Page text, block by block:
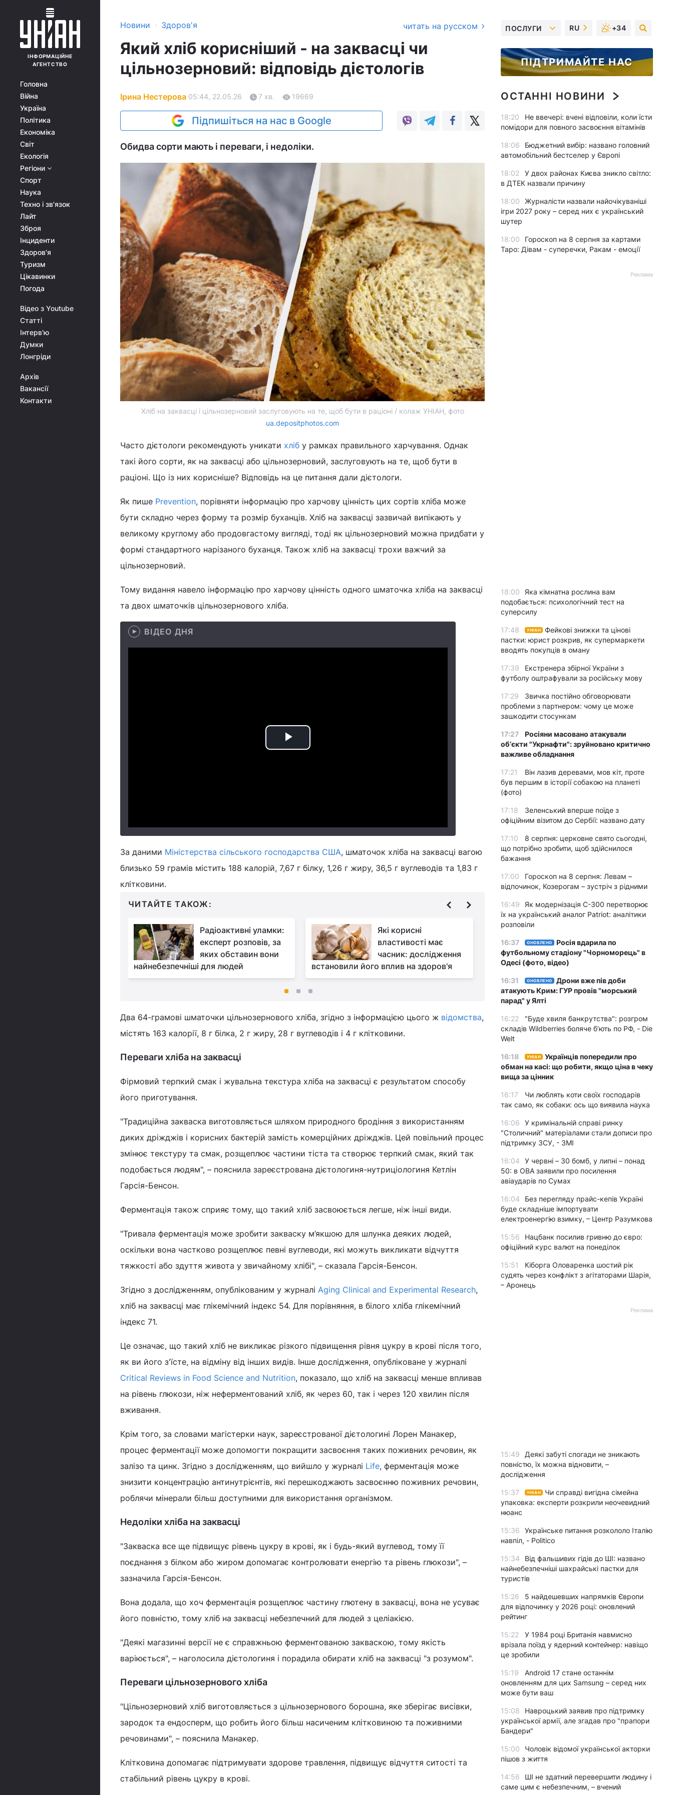
ІНФОРМАЦІЙНЕ
АГЕНТСТВО
Головна
Війна
Україна
Політика
Економіка
Світ
Екологія
Регіони
Спорт
Наука
Техно і зв'язок
Лайт
Зброя
Інциденти
Здоров'я
Туризм
Цікавинки
Погода
Відео з Youtube
Статті
Інтерв'ю
Думки
Лонгріди
Архів
Вакансії
Контакти
Новини › Здоров'я читать на русском
Який хліб корисніший - на заквасці чи
цільнозерновий: відповідь дієтологів
Ірина Нестерова 05:44, 22.05.26 7 хв. 19669
Підпишіться на нас в Google
Обидва сорти мають і переваги, і недоліки.
Хліб на заквасці і цільнозерновий заслуговують на те, щоб бути в раціоні / колаж УНІАН, фото
ua.depositphotos.com
Часто дієтологи рекомендують уникати хліб у рамках правильного харчування. Однак
такі його сорти, як на заквасці або цільнозерновий, заслуговують на те, щоб бути в
раціоні. Що із них корисніше? Відповідь на це питання дали дієтологи.
Як пише Prevention, порівняти інформацію про харчову цінність цих сортів хліба може
бути складно через форму та розмір буханців. Хліб на заквасці зазвичай випікають у
великому круглому або продовгастому вигляді, тоді як цільнозерновий можна придбати у
формі стандартного нарізаного буханця. Також хліб на заквасці трохи важчий за
цільнозерновий.
Тому видання навело інформацію про харчову цінність одного шматочка хліба на заквасці
та двох шматочків цільнозернового хліба.
ВІДЕО ДНЯ
Play
За даними Міністерства сільського господарства США, шматочок хліба на заквасці вагою
близько 59 грамів містить 188 калорій, 7,67 г білку, 1,26 г жиру, 36,5 г вуглеводів та 1,83 г
клітковини.
ЧИТАЙТЕ ТАКОЖ:
Радіоактивні уламки:
експерт розповів, за
яких обставин вони
найнебезпечніші для людей
Які корисні
властивості має
часник: дослідження
встановили його вплив на здоров'я
Європі зафіксували
рекордне зростання
інфікувань
Два 64-грамові шматочки цільнозернового хліба, згідно з інформацією цього ж відомства,
містять 163 калорії, 8 г білка, 2 г жиру, 28 г вуглеводів і 4 г клітковини.
Переваги хліба на заквасці
Фірмовий терпкий смак і жувальна текстура хліба на заквасці є результатом способу
його приготування.
"Традиційна закваска виготовляється шляхом природного бродіння з використанням
диких дріжджів і корисних бактерій замість комерційних дріжджів. Цей повільний процес
змінює текстуру та смак, розщеплює частини тіста та створює терпкий смак, який так
подобається людям", – пояснила зареєстрована дієтологиня-нутриціологиня Кетлін
Гарсія-Бенсон.
Ферментація також сприяє тому, що такий хліб засвоюється легше, ніж інші види.
"Тривала ферментація може зробити закваску м’якшою для шлунка деяких людей,
оскільки вона частково розщеплює певні вуглеводи, які можуть викликати відчуття
тяжкості або здуття живота у звичайному хлібі", – сказала Гарсія-Бенсон.
Згідно з дослідженням, опублікованим у журналі Aging Clinical and Experimental Research,
хліб на заквасці має глікемічний індекс 54. Для порівняння, в білого хліба глікемічний
індекс 71.
Це означає, що такий хліб не викликає різкого підвищення рівня цукру в крові після того,
як ви його з'їсте, на відміну від інших видів. Інше дослідження, опубліковане у журналі
Critical Reviews in Food Science and Nutrition, показало, що хліб на заквасці менше впливав
на рівень глюкози, ніж неферментований хліб, як через 60, так і через 120 хвилин після
вживання.
Крім того, за словами магістерки наук, зареєстрованої дієтологині Лорен Манакер,
процес ферментації може допомогти покращити засвоєння таких поживних речовин, як
залізо та цинк. Згідно з дослідженням, що вийшло у журналі Life, ферментація може
знизити концентрацію антинутрієнтів, які перешкоджають засвоєнню поживних речовин,
роблячи мінерали більш доступними для використання організмом.
Недоліки хліба на заквасці
"Закваска все ще підвищує рівень цукру в крові, як і будь-який вуглевод, тому її
поєднання з білком або жиром допомагає контролювати енергію та рівень глюкози", –
зазначила Гарсія-Бенсон.
Вона додала, що хоч ферментація розщеплює частину глютену в заквасці, вона не усуває
його повністю, тому хліб на заквасці небезпечний для людей з целіакією.
"Деякі магазинні версії не є справжньою ферментованою закваскою, тому якість
варіюється", – наголосила дієтологиня і порадила обирати хліб на заквасці "з розумом".
Переваги цільнозернового хліба
"Цільнозерновий хліб виготовляється з цільнозернового борошна, яке зберігає висівки,
зародок та ендосперм, що робить його більш насиченим клітковиною та поживними
речовинами", – пояснила Манакер.
Клітковина допомагає підтримувати здорове травлення, підвищує відчуття ситості та
стабільний рівень цукру в крові.
ПОСЛУГИ RU +34
ПІДТРИМАЙТЕ НАС
ОСТАННІ НОВИНИ
18:20
Не ввечері: вчені відповіли, коли їсти
помідори для повного засвоєння вітамінів
18:06
Бюджетний вибір: названо головний
автомобільний бестселер у Європі
18:02
У двох районах Києва зникло світло:
в ДТЕК назвали причину
18:00
Журналісти назвали найочікуваніші
ігри 2027 року – серед них є український
шутер
18:00
Гороскоп на 8 серпня за картами
Таро: Дівам - суперечки, Ракам - емоції
Реклама
18:00
Яка кімнатна рослина вам
подобається: психологічний тест на
суперсилу
17:48 УНІАН
Фейкові знижки та цінові
пастки: юрист розкрив, як супермаркети
вводять покупців в оману
17:39
Екстренера збірної України з
футболу оштрафували за російську мову
17:29
Звичка постійно обговорювати
проблеми з партнером: чому це може
зашкодити стосункам
17:27
Росіяни масовано атакували
обʼєкти "Укрнафти": зруйновано критично
важливе обладнання
17:21
Він лазив деревами, мов кіт, проте
був першим в історії собакою на планеті
(фото)
17:18
Зеленський вперше поїде з
офіційним візитом до Сербії: названо дату
17:10
8 серпня: церковне свято сьогодні,
що потрібно зробити, щоб здійснилося
бажання
17:00
Гороскоп на 8 серпня: Левам –
відпочинок, Козерогам – зустріч з рідними
16:49
Як модернізація С-300 перетворює
їх на український аналог Patriot: аналітики
розповіли
16:37 ОНОВЛЕНО
Росія вдарила по
футбольному стадіону "Чорноморець" в
Одесі (фото, відео)
16:31 ОНОВЛЕНО
Дрони вже пів доби
атакують Крим: ГУР провів "морський
парад" у Ялті
16:22
"Буде хвиля банкрутства": розгром
складів Wildberries боляче бʼють по РФ, - Die
Welt
16:18 УНІАН
Українців попередили про
обман на касі: що робити, якщо ціна в чеку
вища за цінник
16:17
Чи люблять коти своїх господарів
так само, як собаки: ось що виявила наука
16:06
У кримінальній справі ринку
"Столичний" матеріалами стали дописи про
підтримку ЗСУ, - ЗМІ
16:04
У червні – 30 бомб, у липні – понад
50: в ОВА заявили про посилення
авіаударів по Сумах
16:04
Без перегляду прайс-кепів Україні
буде складніше імпортувати
електроенергію взимку, – Центр Разумкова
15:56
Нацбанк посилив гривню до євро:
офіційний курс валют на понеділок
15:51
Кіборга Оловаренка шостий рік
судять через конфлікт з агітаторами Шарія,
– Аронець
Реклама
15:49
Деякі забуті спогади не зникають
повністю, їх можна відновити, –
дослідження
15:37 УНІАН
Чи справді вигідна сімейна
упаковка: експерти розкрили неочевидний
нюанс
15:36
Українське питання розкололо Італію
навпіл, - Politico
15:34
Від фальшивих гідів до ШІ: названо
найнебезпечніші шахрайські пастки для
туристів
15:26
5 найдешевших напрямків Європи
для відпочинку у 2026 році: оновлений
рейтинг
15:22
У 1984 році Британія навмисно
врізала поїзд у ядерний контейнер: навіщо
це зробили
15:19
Android 17 стане останнім
оновленням для цих Samsung – серед них
може бути ваш
15:08
Навроцький заявив про підтримку
української армії, але згадав про "прапори
Бандери"
15:00
Чоловік відомої української акторки
пішов з життя
14:56
ШІ не здатний перевершити людину і
саме цим є небезпечним, – вчений